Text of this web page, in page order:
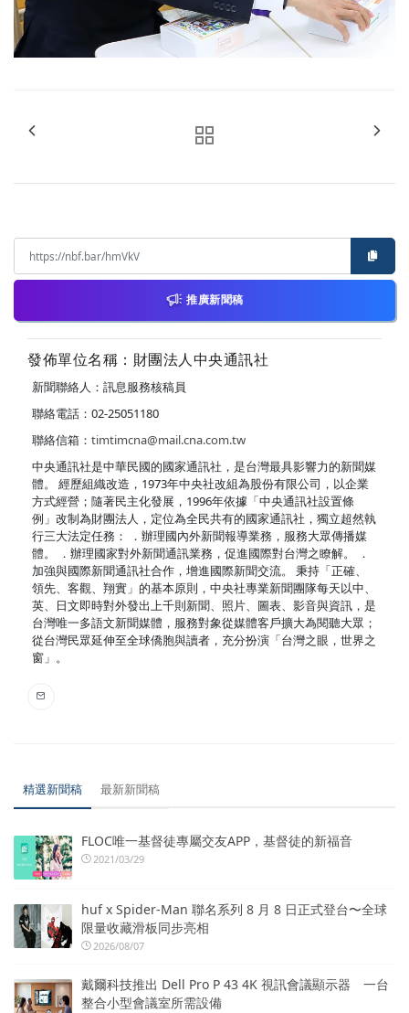
推廣新聞稿
發佈單位名稱：財團法人中央通訊社
新聞聯絡人：訊息服務核稿員
聯絡電話：02-25051180
聯絡信箱： timtimcna@mail.cna.com.tw
中央通訊社是中華民國的國家通訊社，是台灣最具影響力的新聞媒
體。 經歷組織改造，1973年中央社改組為股份有限公司，以企業
方式經營；隨著民主化發展，1996年依據「中央通訊社設置條
例」改制為財團法人，定位為全民共有的國家通訊社，獨立超然執
行三大法定任務： ．辦理國內外新聞報導業務，服務大眾傳播媒
體。 ．辦理國家對外新聞通訊業務，促進國際對台灣之瞭解。 ．
加強與國際新聞通訊社合作，增進國際新聞交流。 秉持「正確、
領先、客觀、翔實」的基本原則，中央社專業新聞團隊每天以中、
英、日文即時對外發出上千則新聞、照片、圖表、影音與資訊，是
台灣唯一多語文新聞媒體，服務對象從媒體客戶擴大為閱聽大眾；
從台灣民眾延伸至全球僑胞與讀者，充分扮演「台灣之眼，世界之
窗」。
精選新聞稿 最新新聞稿
FLOC唯一基督徒專屬交友APP，基督徒的新福音
2021/03/29
huf x Spider-Man 聯名系列 8 月 8 日正式登台〜全球
限量收藏滑板同步亮相
2026/08/07
戴爾科技推出 Dell Pro P 43 4K 視訊會議顯示器 一台
整合小型會議室所需設備